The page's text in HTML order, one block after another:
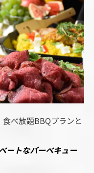
べ放題BBQプランと
ートなバーベキュー